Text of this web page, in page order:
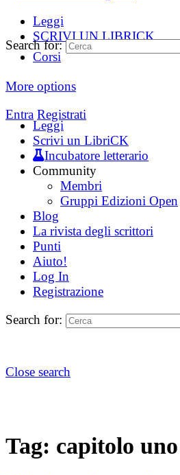
Leggi
SCRIVI UN LIBRICK
Corsi
More options
Entra Registrati
Search for:
Leggi
Scrivi un LibriCK
Incubatore letterario
Community
Membri
Gruppi Edizioni Open
Blog
La rivista degli scrittori
Punti
Aiuto!
Log In
Registrazione
Search for:
Close search
Tag: capitolo uno